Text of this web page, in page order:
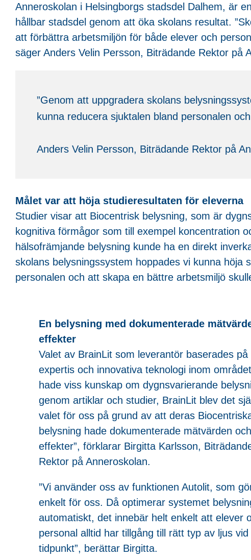
Anneroskolan i Helsingborgs stadsdel Dalhem, är
hållbar stadsdel genom att öka skolans resultat.
att förbättra arbetsmiljön för både elever och
säger Anders Velin Persson, Biträdande Rektor på
”Genom att uppgradera skolans
kunna reducera sjuktalen bland personalen
Anders Velin Persson, Biträdande Rektor på
Målet var att höja studieresultaten för eleverna
Studier visar att Biocentrisk belysning, som är
kognitiva förmågor som till exempel koncentration
hälsofrämjande belysning kunde ha en direkt
skolans belysningssystem hoppades vi kunna
personalen och att skapa en bättre arbetsmiljö
En belysning med dokumenterade
effekter
Valet av BrainLit som leverantör baserades på
expertis och innovativa teknologi inom
hade viss kunskap om dygnsvarierande
genom artiklar och studier, BrainLit blev det
valet för oss på grund av att deras
belysning hade dokumenterade mätvärden och
effekter”, förklarar Birgitta Karlsson,
Rektor på Anneroskolan.
”Vi använder oss av funktionen Autolit, som
enkelt för oss. Då optimerar systemet
automatiskt, det innebär helt enkelt att elever
personal alltid har tillgång till rätt typ av ljus
tidpunkt”, berättar Birgitta.